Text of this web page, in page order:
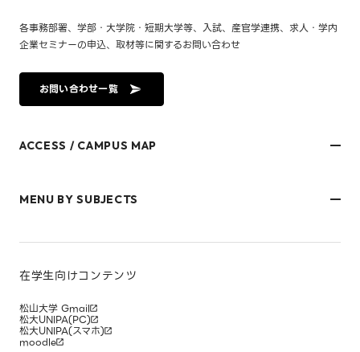
各事務部署、学部・大学院・短期大学等、入試、産官学連携、求人・学内
企業セミナーの申込、取材等に関するお問い合わせ
お問い合わせ一覧
ACCESS / CAMPUS MAP
御幸キャンパス(運動施設)
キャンパスマップ
MENU BY SUBJECTS
在学生・保護者のみなさま
研究者・企業のみなさま
在学生向けコンテンツ
松山大学 Gmail
松大UNIPA(PC)
松大UNIPA(スマホ)
moodle